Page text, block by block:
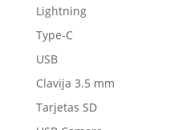
Lightning
Type-C
USB
Clavija 3.5 mm
Tarjetas SD